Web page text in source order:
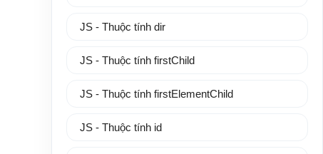
JS - Thuộc tính dir
JS - Thuộc tính firstChild
JS - Thuộc tính firstElementChild
JS - Thuộc tính id